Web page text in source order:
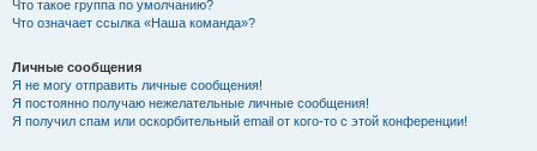
Что такое группа по умолчанию?
Что означает ссылка «Наша команда»?
Личные сообщения
Я не могу отправить личные сообщения!
Я постоянно получаю нежелательные личные сообщения!
Я получил спам или оскорбительный email от кого-то с этой конференции!